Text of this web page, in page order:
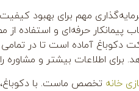
مهم برای بهبود
پیمانکار حرفه‌ای و استفاده
آماده است تا در تمامی
برای اطلاعات بیشتر و مشاوره
خانه تخصص ماست. با دکوباغ،